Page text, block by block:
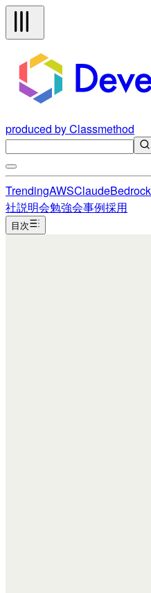
produced by Classmethod
TrendingAWSClaudeBedrock
社説明会勉強会事例採用
目次